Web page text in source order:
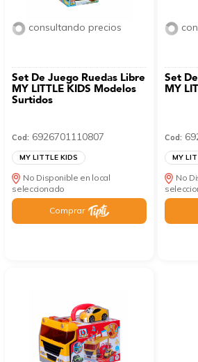
consultando precios
Set De Juego Ruedas Libre
MY LITTLE KIDS Modelos
Surtidos
Cod: 6926701110807
MY LITTLE KIDS
No Disponible en local
seleccionado
Comprar
Set
MY
Cod:
MY
No